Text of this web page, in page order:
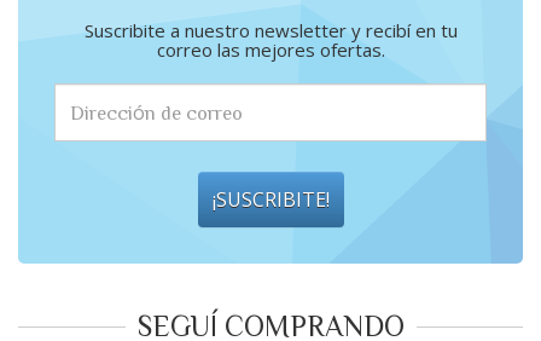
Suscribite a nuestro newsletter y recibí en tu
correo las mejores ofertas.
¡SUSCRIBITE!
SEGUÍ COMPRANDO